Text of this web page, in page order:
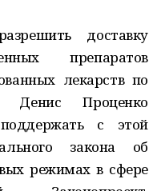
доставку
препаратов
лекарств по
Денис Проценко
с этой
закона об
режимах в сфере